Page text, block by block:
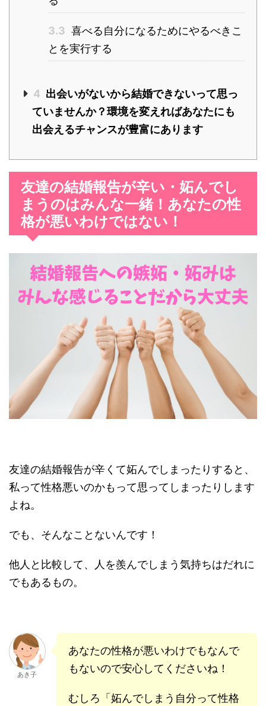
3.3 喜べる自分になるためにやるべきこ
とを実行する
4 出会いがないから結婚できないって思っ
ていませんか？環境を変えればあなたにも
出会えるチャンスが豊富にあります
友達の結婚報告が辛い・妬んでし
まうのはみんな一緒！あなたの性
格が悪いわけではない！
友達の結婚報告が辛くて妬んでしまったりすると、
私って性格悪いのかもって思ってしまったりします
よね。
でも、そんなことないんです！
他人と比較して、人を羨んでしまう気持ちはだれに
でもあるもの。
あき子
あなたの性格が悪いわけでもなんで
もないので安心してくださいね！
むしろ「妬んでしまう自分って性格